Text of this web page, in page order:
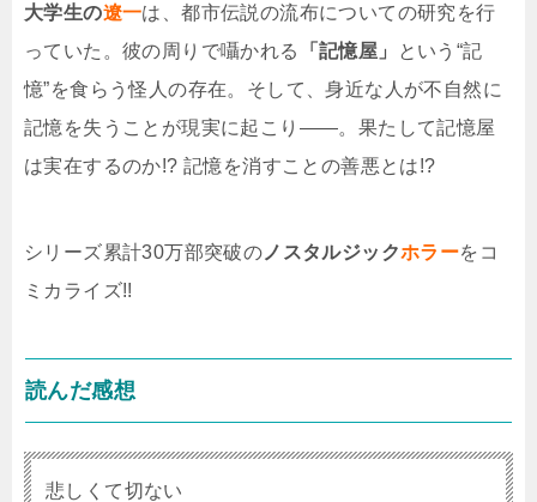
大学生の遼一は、都市伝説の流布についての研究を行
っていた。彼の周りで囁かれる
「記憶屋」
という“記
憶”を食らう怪人の存在。そして、身近な人が不自然に
記憶を失うことが現実に起こり――。果たして記憶屋
は実在するのか!? 記憶を消すことの善悪とは!?
シリーズ累計30万部突破の ノスタルジックホラーをコ
ミカライズ!!
読んだ感想
悲しくて切ない